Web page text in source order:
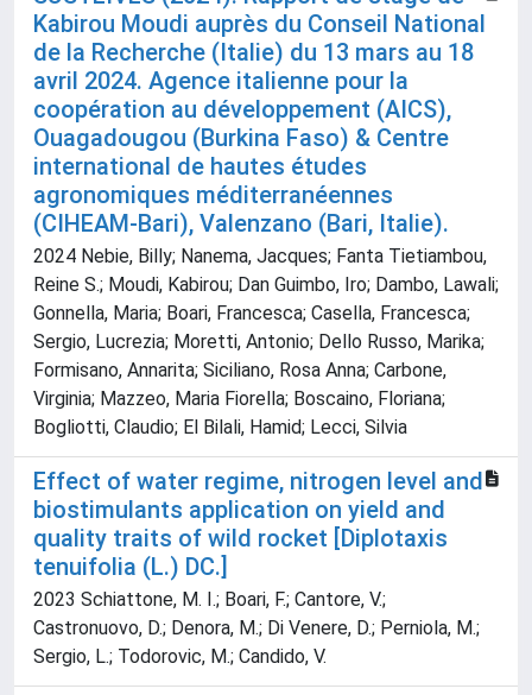
Kabirou Moudi auprès du Conseil National
de la Recherche (Italie) du 13 mars au 18
avril 2024. Agence italienne pour la
coopération au développement (AICS),
Ouagadougou (Burkina Faso) & Centre
international de hautes études
agronomiques méditerranéennes
(CIHEAM-Bari), Valenzano (Bari, Italie).
2024 Nebie, Billy; Nanema, Jacques; Fanta Tietiambou,
Reine S.; Moudi, Kabirou; Dan Guimbo, Iro; Dambo, Lawali;
Gonnella, Maria; Boari, Francesca; Casella, Francesca;
Sergio, Lucrezia; Moretti, Antonio; Dello Russo, Marika;
Formisano, Annarita; Siciliano, Rosa Anna; Carbone,
Virginia; Mazzeo, Maria Fiorella; Boscaino, Floriana;
Bogliotti, Claudio; El Bilali, Hamid; Lecci, Silvia
Effect of water regime, nitrogen level and
biostimulants application on yield and
quality traits of wild rocket [Diplotaxis
tenuifolia (L.) DC.]
2023 Schiattone, M. I.; Boari, F.; Cantore, V.;
Castronuovo, D.; Denora, M.; Di Venere, D.; Perniola, M.;
Sergio, L.; Todorovic, M.; Candido, V.